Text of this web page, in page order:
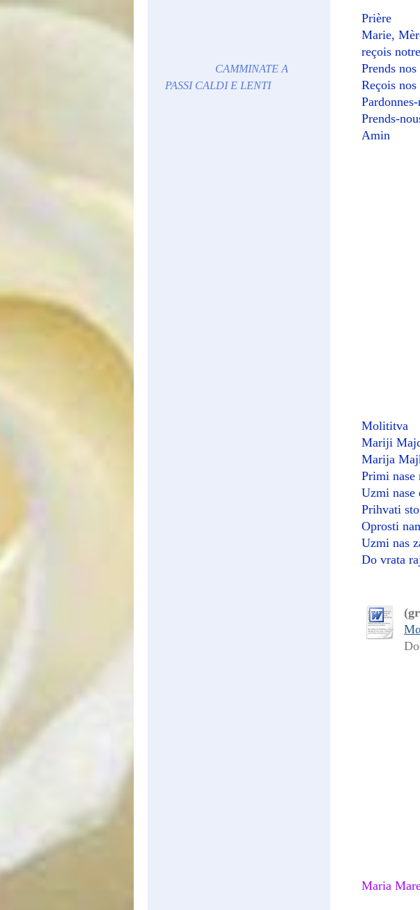
Prière
Marie,
reçois
Prends nos
Reçois nos
Prends-
Amin
Molititva
Mariji
Marija
Primi nase
Uzmi nase
Prihvati
Oprosti
Uzmi nas
Do vrata
Maria
CAMMINATE A
PASSI CALDI E LENTI